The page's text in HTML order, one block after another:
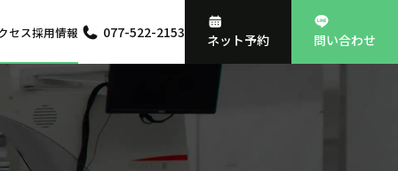
セス採用情報 077-522-2153 ネット予約 問い合わせ